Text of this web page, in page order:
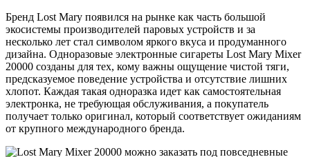
Бренд Lost Mary появился на рынке как часть большой
экосистемы производителей паровых устройств и за
несколько лет стал символом яркого вкуса и продуманного
дизайна. Одноразовые электронные сигареты Lost Mary Mixer
20000 созданы для тех, кому важны ощущение чистой тяги,
предсказуемое поведение устройства и отсутствие лишних
хлопот. Каждая такая одноразка идет как самостоятельная
электронка, не требующая обслуживания, а покупатель
получает только оригинал, который соответствует ожиданиям
от крупного международного бренда.